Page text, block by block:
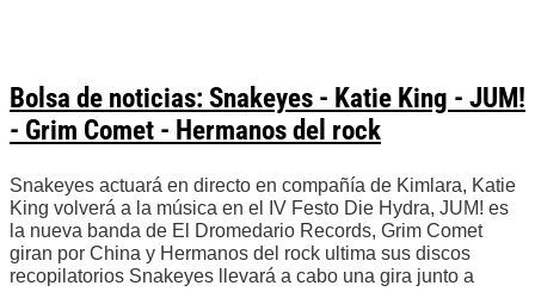
Bolsa de noticias: Snakeyes - Katie King - JUM!
- Grim Comet - Hermanos del rock
Snakeyes actuará en directo en compañía de Kimlara, Katie
King volverá a la música en el IV Festo Die Hydra, JUM! es
la nueva banda de El Dromedario Records, Grim Comet
giran por China y Hermanos del rock ultima sus discos
recopilatorios Snakeyes llevará a cabo una gira junto a